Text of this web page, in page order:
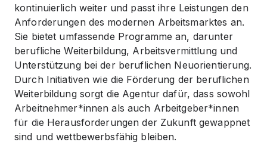
kontinuierlich weiter und passt ihre Leistungen den
Anforderungen des modernen Arbeitsmarktes an.
Sie bietet umfassende Programme an, darunter
berufliche Weiterbildung, Arbeitsvermittlung und
Unterstützung bei der beruflichen Neuorientierung.
Durch Initiativen wie die Förderung der beruflichen
Weiterbildung sorgt die Agentur dafür, dass sowohl
Arbeitnehmer*innen als auch Arbeitgeber*innen
für die Herausforderungen der Zukunft gewappnet
sind und wettbewerbsfähig bleiben.